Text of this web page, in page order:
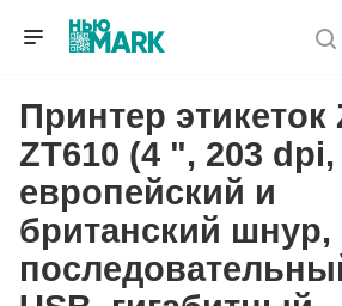
Принтер этикеток
ZT610 (4 ", 203 dpi,
европейский и
британский шнур,